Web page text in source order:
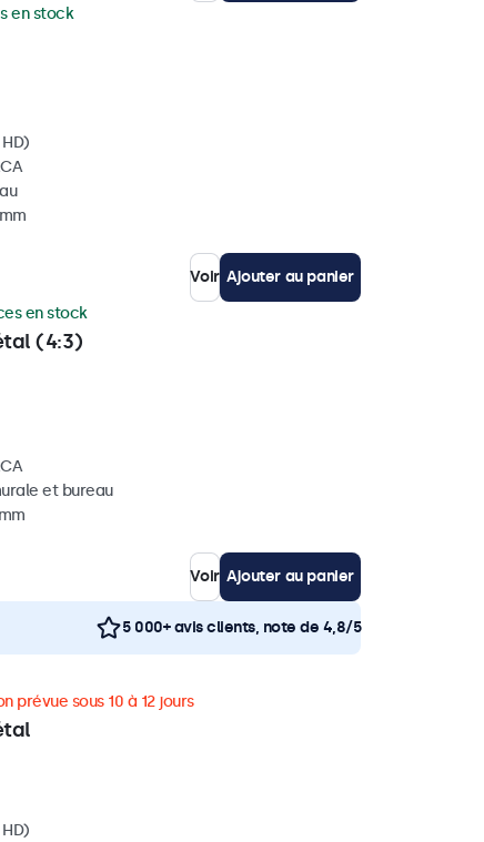
en stock
Voir Ajouter au panier
(4:3)
en stock
et bureau
Voir Ajouter au panier
5 000+ avis clients, note de 4,8/5
prévue sous 10 à 12 jours